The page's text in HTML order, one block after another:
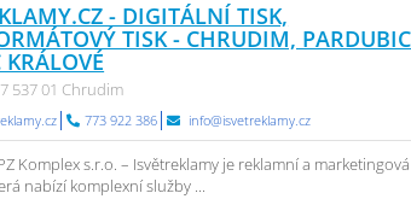
- DIGITÁLNÍ TISK,
TISK - CHRUDIM,
537 01 Chrudim
773 922 386 info@isvetreklamy.cz
Komplex s.r.o. – Isvětreklamy je reklamní a marketingová
nabízí komplexní služby ...